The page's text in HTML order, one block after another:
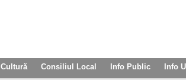
Cultură Consiliul Local Info Public Info